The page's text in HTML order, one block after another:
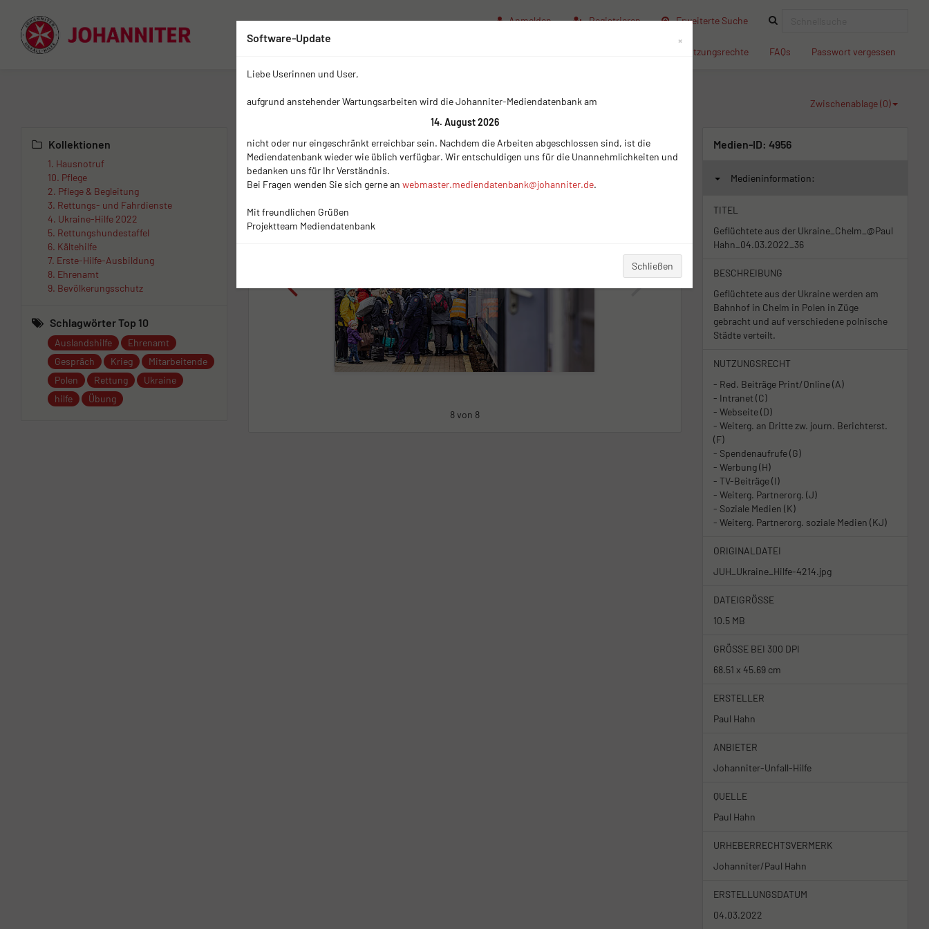
Anmelden Registrieren Erweiterte Suche(current)
(current)Nutzungsrechte(current)
FAQs (current)Passwort vergessen
Zwischenablage (0)
Kollektionen
1. Hausnotruf
10. Pflege
2. Pflege & Begleitung
3. Rettungs- und Fahrdienste
4. Ukraine-Hilfe 2022
5. Rettungshundestaffel
6. Kältehilfe
7. Erste-Hilfe-Ausbildung
8. Ehrenamt
9. Bevölkerungsschutz
Schlagwörter Top 10
Auslandshilfe
Ehrenamt
Gespräch
Krieg
Mitarbeitende
Polen
Rettung
Ukraine
hilfe
Übung
Zurück
8 von 8
Medien-ID: 4956
Medieninformation:
TITEL
Geflüchtete aus der Ukraine_Chelm_@Paul
Hahn_04.03.2022_36
BESCHREIBUNG
Geflüchtete aus der Ukraine werden am
Bahnhof in Chelm in Polen in Züge
gebracht und auf verschiedene polnische
Städte verteilt.
NUTZUNGSRECHT
- Red. Beiträge Print/Online (A)
- Intranet (C)
- Webseite (D)
- Weiterg. an Dritte zw. journ. Berichterst.
(F)
- Spendenaufrufe (G)
- Werbung (H)
- TV-Beiträge (I)
- Weiterg. Partnerorg. (J)
- Soziale Medien (K)
- Weiterg. Partnerorg. soziale Medien (KJ)
ORIGINALDATEI
JUH_Ukraine_Hilfe-4214.jpg
DATEIGRÖSSE
10.5 MB
GRÖSSE BEI 300 DPI
68.51 x 45.69 cm
ERSTELLER
Paul Hahn
ANBIETER
Johanniter-Unfall-Hilfe
QUELLE
Paul Hahn
URHEBERRECHTSVERMERK
Johanniter/Paul Hahn
ERSTELLUNGSDATUM
04.03.2022
×
Software-Update
Liebe Userinnen und User,
aufgrund anstehender Wartungsarbeiten wird die Johanniter-Mediendatenbank am
14. August 2026
nicht oder nur eingeschränkt erreichbar sein. Nachdem die Arbeiten abgeschlossen sind, ist die
Mediendatenbank wieder wie üblich verfügbar. Wir entschuldigen uns für die Unannehmlichkeiten und
bedanken uns für Ihr Verständnis.
Bei Fragen wenden Sie sich gerne an webmaster.mediendatenbank@johanniter.de.
Mit freundlichen Grüßen
Projektteam Mediendatenbank
Schließen